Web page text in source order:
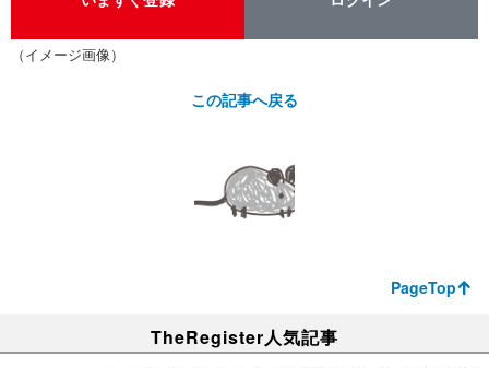
（イメージ画像）
この記事へ戻る
PageTop
TheRegister人気記事